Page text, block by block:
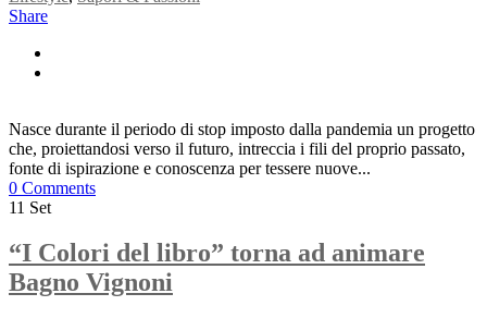
Share
Nasce durante il periodo di stop imposto dalla pandemia un progetto
che, proiettandosi verso il futuro, intreccia i fili del proprio passato,
fonte di ispirazione e conoscenza per tessere nuove...
0 Comments
11 Set
“I Colori del libro” torna ad animare
Bagno Vignoni